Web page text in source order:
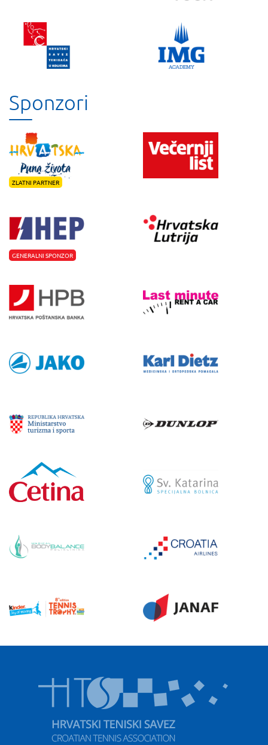
Sponzori
ZLATNI PARTNER
GENERALNI SPONZOR